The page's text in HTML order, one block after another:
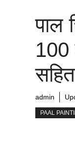
पाल
100
सहित
admin
PAAL